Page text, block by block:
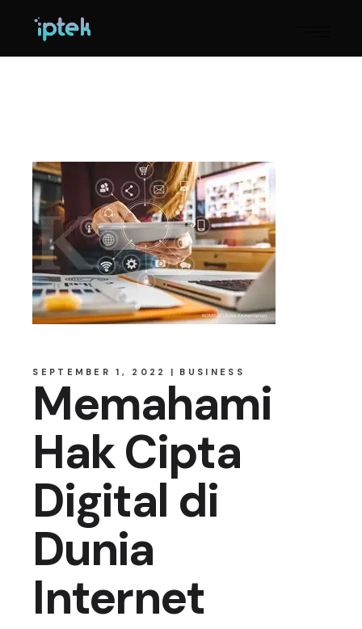
SEPTEMBER 1, 2022 BUSINESS
Memahami
Hak Cipta
Digital di
Dunia
Internet